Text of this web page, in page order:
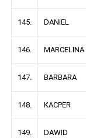
145. DANIEL
146. MARCELINA
147. BARBARA
148. KACPER
149. DAWID